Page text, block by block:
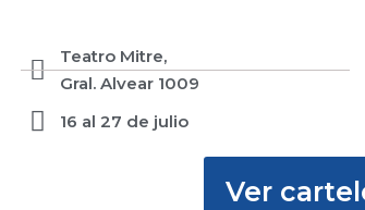
Teatro Mitre,
Gral. Alvear 1009
16 al 27 de julio
Ver